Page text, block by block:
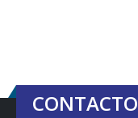
CONTACTO